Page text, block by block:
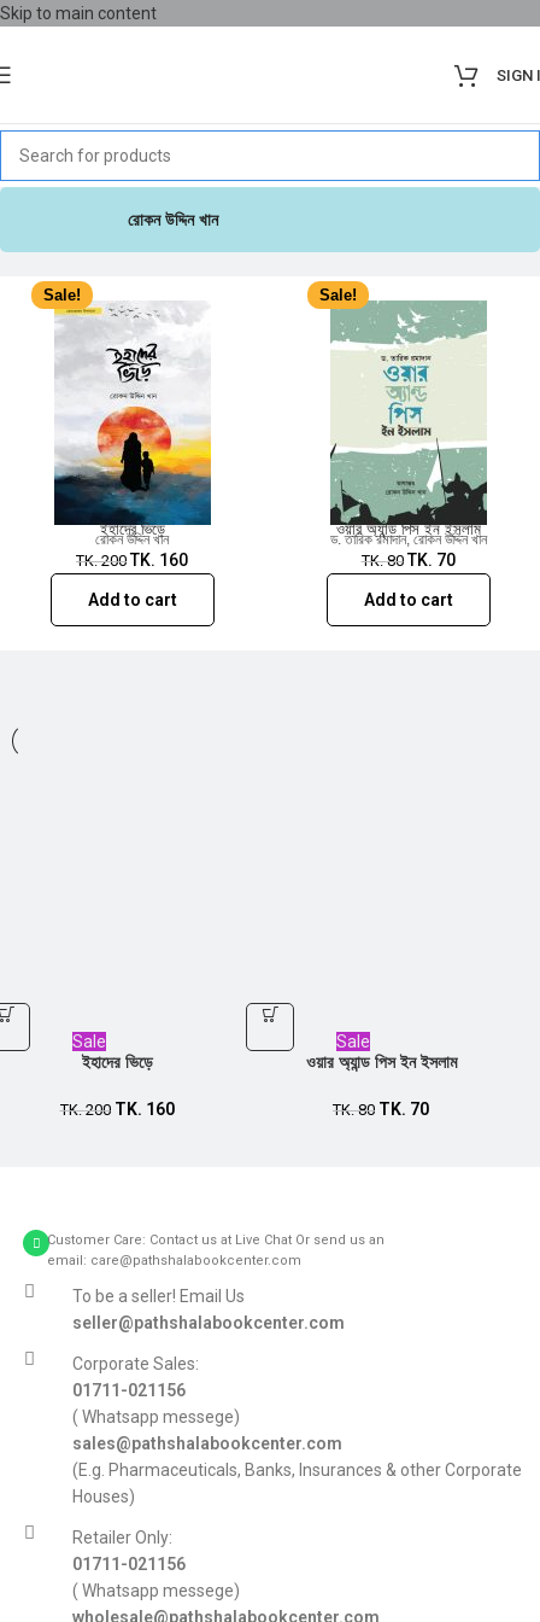
Skip to main content
SIGN
রোকন উদ্দিন খান
Sale!
ইহাদের ভিড়ে
রোকন উদ্দিন খান
TK.200 TK. 160
Add to cart
Sale!
ওয়ার অ্যান্ড পিস ইন ইসলাম
ড. তারিক রমাদান,রোকন উদ্দিন খান
TK.80 TK. 70
Add to cart
Sale
ইহাদের ভিড়ে
TK.200 TK. 160
Sale
ওয়ার অ্যান্ড পিস ইন ইসলাম
TK.80 TK. 70
Customer Care: Contact us at Live Chat Or send us an
email: care@pathshalabookcenter.com
To be a seller! Email Us
seller@pathshalabookcenter.com
Corporate Sales:
01711-021156
( Whatsapp messege)
sales@pathshalabookcenter.com
(E.g. Pharmaceuticals, Banks, Insurances & other Corporate
Houses)
Retailer Only:
01711-021156
( Whatsapp messege)
wholesale@pathshalabookcenter.com